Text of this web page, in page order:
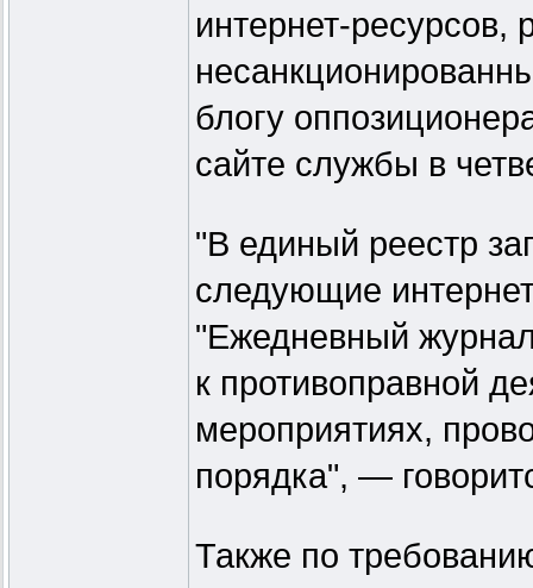
интернет-ресурсов,
блогу
сайте службы в
"В единый реестр
следующие
"Ежедневный
к противоправной
мероприятиях,
порядка", —
Также по